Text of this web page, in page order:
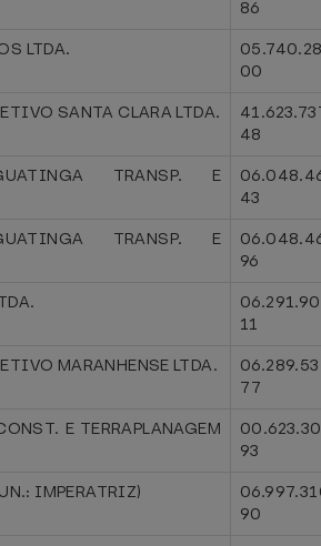
86
LTDA.
00
SANTA CLARA LTDA.
48
TRANSP. E
43
TRANSP. E
96
11
MARANHENSE LTDA.
77
E TERRAPLANAGEM
93
IMPERATRIZ)
90